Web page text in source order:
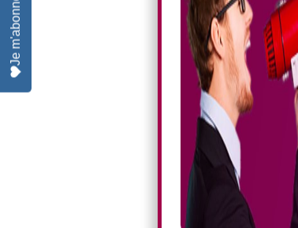
Je m'abonne